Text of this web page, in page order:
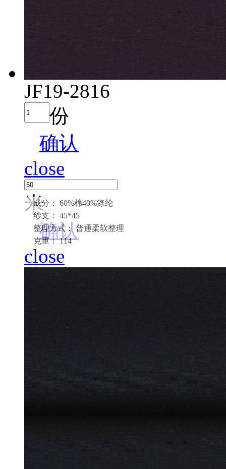
成分： 60%棉40%涤纶
纱支： 45*45
整理方式： 普通柔软整理
克重： 114
JF19-2816
份
确认
close
米
确认
close